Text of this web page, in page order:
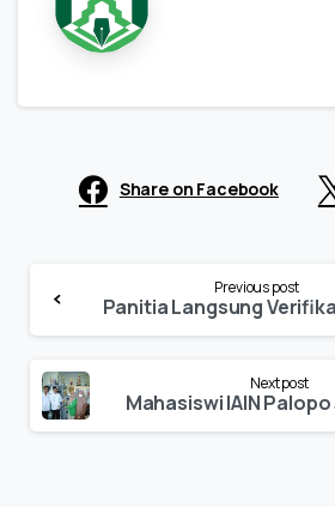
Share on Facebook
Reading
Previous post
Next post